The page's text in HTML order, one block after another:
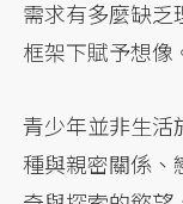
需求有多麼缺乏
框架下賦予想像
青少年並非生活
種與親密關係、